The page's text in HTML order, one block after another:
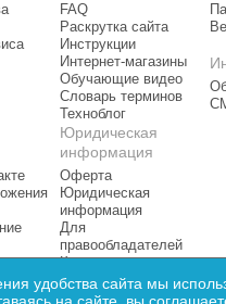
FAQ
Раскрутка сайта
Инструкции
Интернет-магазины
Обучающие видео
Словарь терминов
Техноблог
Юридическая
информация
Оферта
Юридическая
информация
Для
правообладателей
Контактная
информация
удобства сайта мы